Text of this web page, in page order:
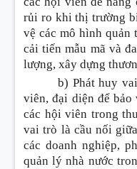
rủi ro khi thị trường
vệ các mô hình quản
cải tiến mẫu mã và
lượng, xây dựng
b) Phát huy
viên, đại diện để
các hội viên trong
vai trò là cầu nối
các doanh nghiệp,
quản lý nhà nước